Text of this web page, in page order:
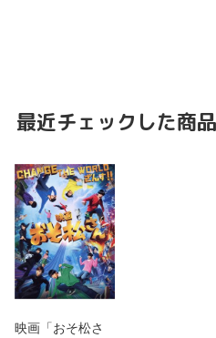
最近チェックした商品
映画「おそ松さ